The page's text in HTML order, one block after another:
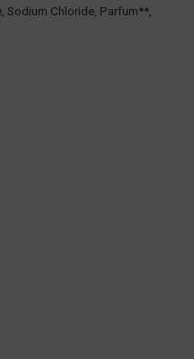
Sodium Chloride, Parfum**,